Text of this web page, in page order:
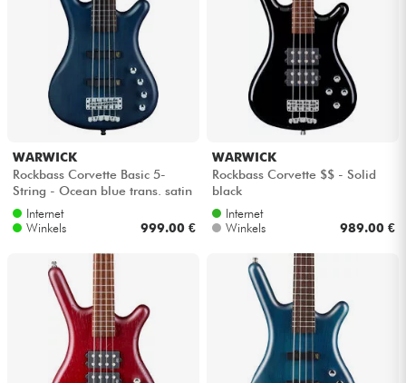
WARWICK
Rockbass Corvette Basic 5-
String - Ocean blue trans. satin
Internet
Winkels
999.00 €
WARWICK
Rockbass Corvette $$ - Solid
black
Internet
Winkels
989.00 €